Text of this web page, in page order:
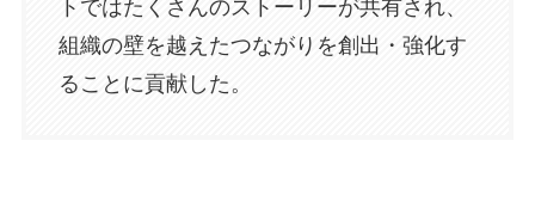
トではたくさんのストーリーが共有され、
組織の壁を越えたつながりを創出・強化す
ることに貢献した。